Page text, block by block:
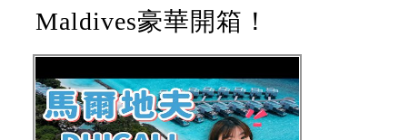
Maldives豪華開箱！